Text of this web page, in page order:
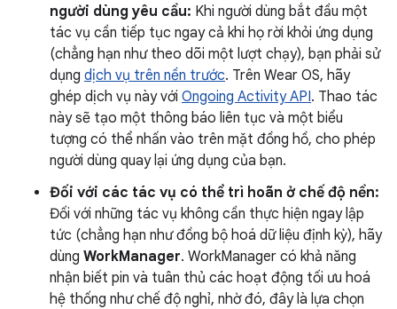
người dùng yêu cầu: Khi người dùng bắt đầu một
tác vụ cần tiếp tục ngay cả khi họ rời khỏi ứng dụng
(chẳng hạn như theo dõi một lượt chạy), bạn phải sử
dụng dịch vụ trên nền trước. Trên Wear OS, hãy
ghép dịch vụ này với Ongoing Activity API. Thao tác
này sẽ tạo một thông báo liên tục và một biểu
tượng có thể nhấn vào trên mặt đồng hồ, cho phép
người dùng quay lại ứng dụng của bạn.
Đối với các tác vụ có thể trì hoãn ở chế độ nền:
Đối với những tác vụ không cần thực hiện ngay lập
tức (chẳng hạn như đồng bộ hoá dữ liệu định kỳ), hãy
dùng WorkManager. WorkManager có khả năng
nhận biết pin và tuân thủ các hoạt động tối ưu hoá
hệ thống như chế độ nghỉ, nhờ đó, đây là lựa chọn